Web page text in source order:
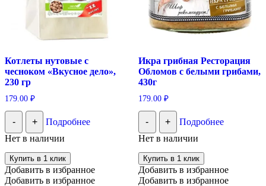
Котлеты нутовые с
чесноком «Вкусное дело»,
230 гр
179.00 ₽
- +
Подробнее
Нет в наличии
Купить в 1 клик
Добавить в избранное
Добавить в избранное
Икра грибная Ресторация
Обломов с белыми грибами,
430г
179.00 ₽
- +
Подробнее
Нет в наличии
Купить в 1 клик
Добавить в избранное
Добавить в избранное